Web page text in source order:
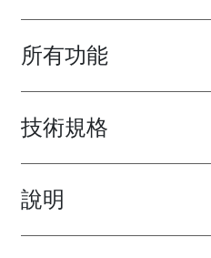
Toggle features
所有功能
Toggle techspec
技術規格
Toggle guides and instructions
說明